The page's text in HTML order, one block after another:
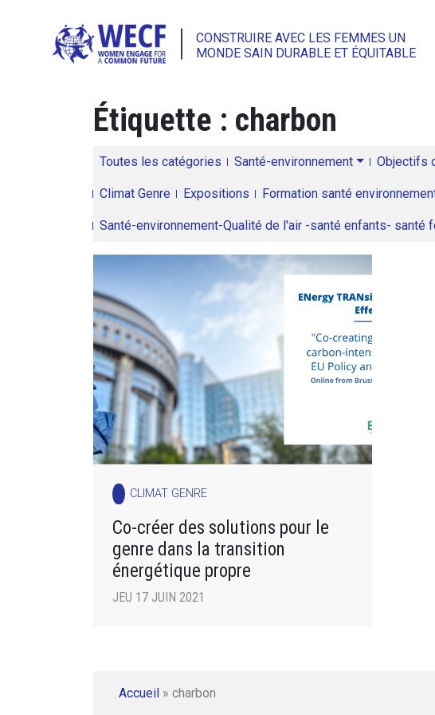
CONSTRUIRE AVEC LES FEMMES UN
MONDE SAIN DURABLE ET ÉQUITABLE
Étiquette : charbon
Toutes les catégories Santé-environnement Objectifs
Climat Genre Expositions Formation santé
Santé-environnement-Qualité de l'air -santé enfants- santé
CLIMAT GENRE
Co-créer des solutions pour le
genre dans la transition
énergétique propre
JEU 17 JUIN 2021
Accueil » charbon